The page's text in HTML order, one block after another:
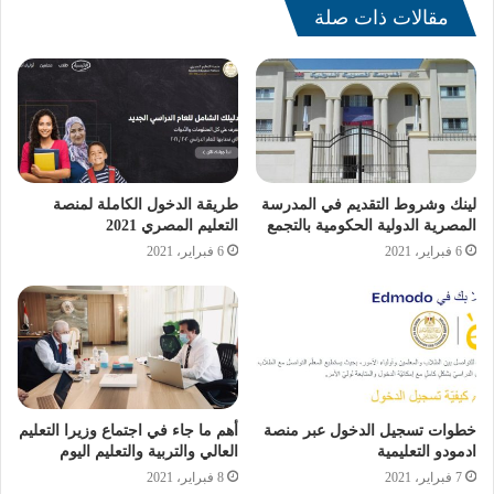
لأبناء العاملين 128.55 جنيه، وحالات الإعفاء 33.85 جنيه.
– الصف الأول الثانوي: المصروفات الكاملة 527.60 جنيه، لأبناء
العاملين 302 جنيه، وحالات الإعفاء 65.75 جنيه.
[ads1]
لأبناء العاملين 144.50 جنيه، وحالات الإعفاء 50.75 جنيه.
– الصف الأول الثانوي العام خدمات: المصروفات الكاملة
2227.60 جنيه، لأبناء العاملين 1152 جنيه، وحالات الإعفاء
665.75 جنيه.
– الصف الأول الثانوي الفني خدمات: المصروفات الكاملة
2027.60 جنيه، لأبناء العاملين 1044.50 جنيه، وحالات الإعفاء
800.75 جنيه.
مقالات ذات صلة
لينك وشروط التقديم في المدرسة
المصرية الدولية الحكومية بالتجمع
6 فبراير، 2021
طريقة الدخول الكاملة لمنصة
التعليم المصري 2021
6 فبراير، 2021
خطوات تسجيل الدخول عبر منصة
ادمودو التعليمية
7 فبراير، 2021
أهم ما جاء في اجتماع وزيرا التعليم
العالي والتربية والتعليم اليوم
8 فبراير، 2021